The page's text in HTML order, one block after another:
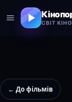
СВІТ
← До фільмів